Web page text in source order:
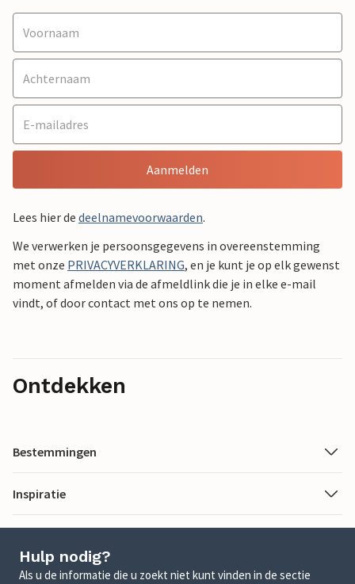
Aanmelden
Lees hier de deelnamevoorwaarden.
We verwerken je persoonsgegevens in overeenstemming
met onze PRIVACYVERKLARING, en je kunt je op elk gewenst
moment afmelden via de afmeldlink die je in elke e-mail
vindt, of door contact met ons op te nemen.
Ontdekken
Bestemmingen
Inspiratie
Hulp nodig?
Als u de informatie die u zoekt niet kunt vinden in de sectie